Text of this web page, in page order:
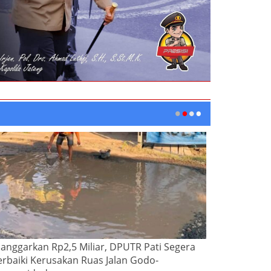
Rp2,5 Miliar, DPUTR Pati Segera
Kerusakan Ruas Jalan Godo-